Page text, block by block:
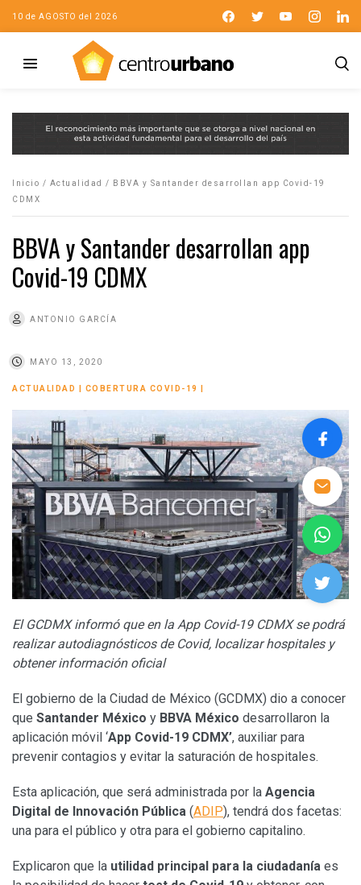
10 de AGOSTO del 2026
Inicio / Actualidad /
BBVA y Santander desarrollan app Covid-19
CDMX
BBVA y Santander desarrollan app
Covid-19 CDMX
ANTONIO GARCÍA
MAYO 13, 2020
ACTUALIDAD COBERTURA COVID-19
El GCDMX informó que en la App Covid-19 CDMX se podrá
realizar autodiagnósticos de Covid, localizar hospitales y
obtener información oficial
El gobierno de la Ciudad de México (GCDMX) dio a conocer
que Santander México y BBVA México desarrollaron la
aplicación móvil ‘App Covid-19 CDMX’, auxiliar para
prevenir contagios y evitar la saturación de hospitales.
Esta aplicación, que será administrada por la Agencia
Digital de Innovación Pública (ADIP), tendrá dos facetas:
una para el público y otra para el gobierno capitalino.
Explicaron que la utilidad principal para la ciudadanía es